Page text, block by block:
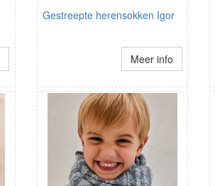
Gestreepte herensokken Igor
Meer info